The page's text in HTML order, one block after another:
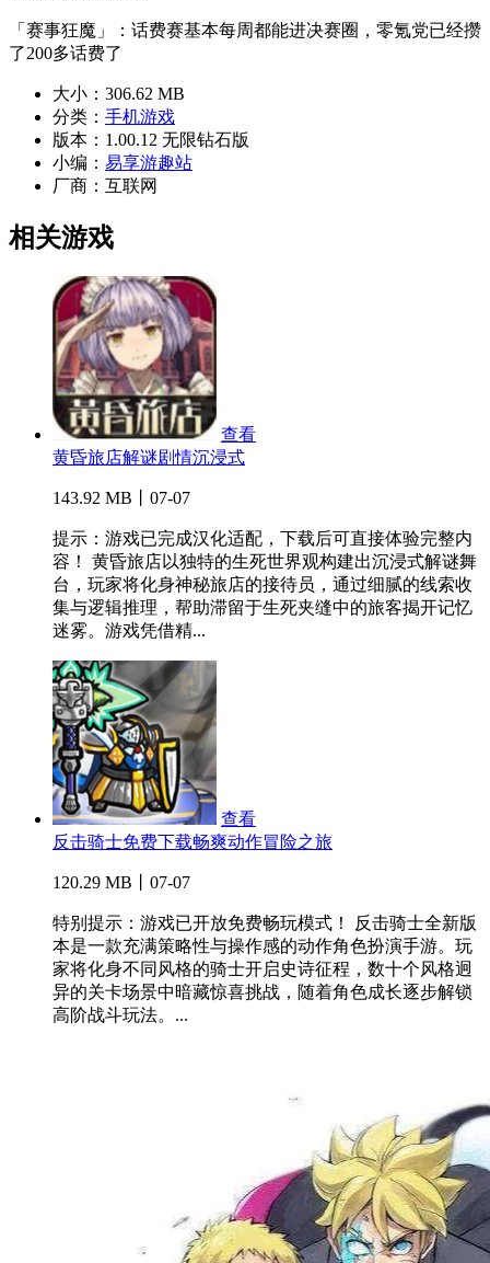
「赛事狂魔」：话费赛基本每周都能进决赛圈，零氪党已经攒
了200多话费了
大小： 306.62 MB
分类： 手机游戏
版本： 1.00.12 无限钻石版
小编： 易享游趣站
厂商： 互联网
相关游戏
查看
黄昏旅店解谜剧情沉浸式
143.92 MB丨07-07
提示：游戏已完成汉化适配，下载后可直接体验完整内
容！ 黄昏旅店以独特的生死世界观构建出沉浸式解谜舞
台，玩家将化身神秘旅店的接待员，通过细腻的线索收
集与逻辑推理，帮助滞留于生死夹缝中的旅客揭开记忆
迷雾。游戏凭借精...
查看
反击骑士免费下载畅爽动作冒险之旅
120.29 MB丨07-07
特别提示：游戏已开放免费畅玩模式！ 反击骑士全新版
本是一款充满策略性与操作感的动作角色扮演手游。玩
家将化身不同风格的骑士开启史诗征程，数十个风格迥
异的关卡场景中暗藏惊喜挑战，随着角色成长逐步解锁
高阶战斗玩法。...